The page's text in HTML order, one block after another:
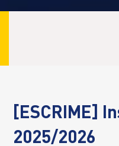
[ESCRIME]
2025/2026